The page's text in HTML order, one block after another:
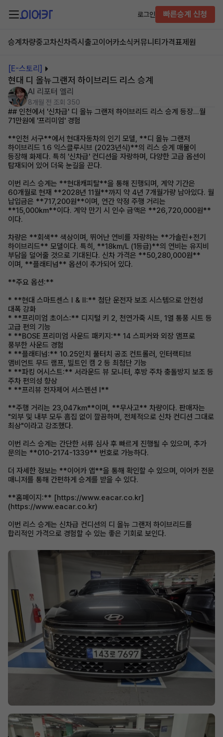
로그인 빠른승계 신청
승계차량중고차신차즉시출고이어카소식커뮤니티 가격표제원
[E-스토리]
현대 디 올뉴그랜저 하이브리드 리스 승계
AI 리포터 엘리
8개월 전 조회 350
## 인천에서 '신차급' 디 올뉴 그랜저 하이브리드 리스 승계 등장…월
71만원에 '프리미엄' 경험
**인천 서구**에서 현대자동차의 인기 모델, **디 올뉴 그랜저
하이브리드 1.6 익스클루시브 (2023년식)**의 리스 승계 매물이
등장해 화제다. 특히 '신차급' 컨디션을 자랑하며, 다양한 고급 옵션이
탑재되어 있어 더욱 눈길을 끈다.
이번 리스 승계는 **현대캐피탈**을 통해 진행되며, 계약 기간은
60개월로 현재 **2028년 11월**까지 약 4년 7개월가량 남아있다. 월
납입금은 **717,200원**이며, 연간 약정 주행 거리는
**15,000km**이다. 계약 만기 시 인수 금액은 **26,720,000원**
이다.
차량은 **회색** 색상이며, 뛰어난 연비를 자랑하는 **가솔린+전기
하이브리드** 모델이다. 특히, **18km/L (1등급)**의 연비는 유지비
부담을 덜어줄 것으로 기대된다. 신차 가격은 **50,280,000원**
이며, **플래티넘** 옵션이 추가되어 있다.
**주요 옵션:**
* **현대 스마트센스 I & II:** 첨단 운전자 보조 시스템으로 안전성
대폭 강화
* **프리미엄 초이스:** 디지털 키 2, 천연가죽 시트, 1열 통풍 시트 등
고급 편의 기능
* **BOSE 프리미엄 사운드 패키지:** 14 스피커와 외장 앰프로
풍부한 사운드 경험
* **플래티넘:** 10.25인치 풀터치 공조 컨트롤러, 인터랙티브
앰비언트 무드 램프, 빌트인 캠 2 등 최첨단 기능
* **파킹 어시스트:** 서라운드 뷰 모니터, 후방 주차 충돌방지 보조 등
주차 편의성 향상
* **프리뷰 전자제어 서스펜션 I**
**주행 거리는 23,047km**이며, **무사고** 차량이다. 판매자는
"외부 및 내부 모두 흠집 없이 깔끔하며, 전체적으로 신차 컨디션 그대로
최상"이라고 강조했다.
이번 리스 승계는 간단한 서류 심사 후 빠르게 진행될 수 있으며, 추가
문의는 **010-2174-1339** 번호로 가능하다.
더 자세한 정보는 **이어카 앱**을 통해 확인할 수 있으며, 이어카 전문
매니저를 통해 간편하게 승계를 받을 수 있다.
**홈페이지:** [https://www.eacar.co.kr]
(https://www.eacar.co.kr)
이번 리스 승계는 신차급 컨디션의 디 올뉴 그랜저 하이브리드를
합리적인 가격으로 경험할 수 있는 좋은 기회로 보인다.